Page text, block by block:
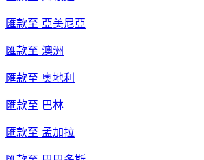
匯款至 亞美尼亞
匯款至 澳洲
匯款至 奧地利
匯款至 巴林
匯款至 孟加拉